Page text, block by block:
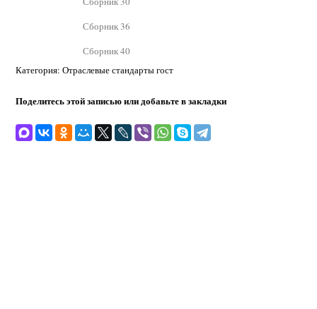
Сборник 36
Сборник 40
Категория: Отраслевые стандарты гост
Поделитесь этой записью или добавьте в закладки